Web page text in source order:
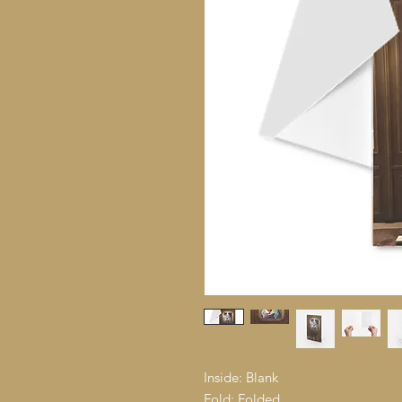
Inside: Blank